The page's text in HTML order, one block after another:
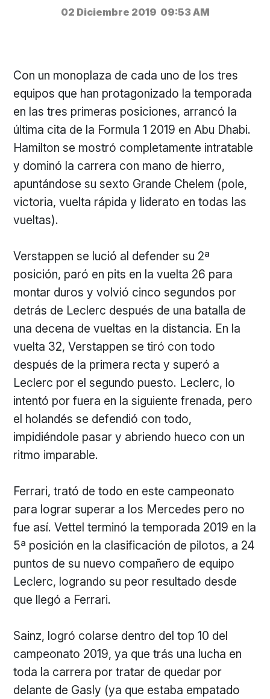
02 Diciembre 2019 09:53 AM
Con un monoplaza de cada uno de los tres
equipos que han protagonizado la temporada
en las tres primeras posiciones, arrancó la
última cita de la Formula 1 2019 en Abu Dhabi.
Hamilton se mostró completamente intratable
y dominó la carrera con mano de hierro,
apuntándose su sexto Grande Chelem (pole,
victoria, vuelta rápida y liderato en todas las
vueltas).
Verstappen se lució al defender su 2ª
posición, paró en pits en la vuelta 26 para
montar duros y volvió cinco segundos por
detrás de Leclerc después de una batalla de
una decena de vueltas en la distancia. En la
vuelta 32, Verstappen se tiró con todo
después de la primera recta y superó a
Leclerc por el segundo puesto. Leclerc, lo
intentó por fuera en la siguiente frenada, pero
el holandés se defendió con todo,
impidiéndole pasar y abriendo hueco con un
ritmo imparable.
Ferrari, trató de todo en este campeonato
para lograr superar a los Mercedes pero no
fue así. Vettel terminó la temporada 2019 en la
5ª posición en la clasificación de pilotos, a 24
puntos de su nuevo compañero de equipo
Leclerc, logrando su peor resultado desde
que llegó a Ferrari.
Sainz, logró colarse dentro del top 10 del
campeonato 2019, ya que trás una lucha en
toda la carrera por tratar de quedar por
delante de Gasly (ya que estaba empatado